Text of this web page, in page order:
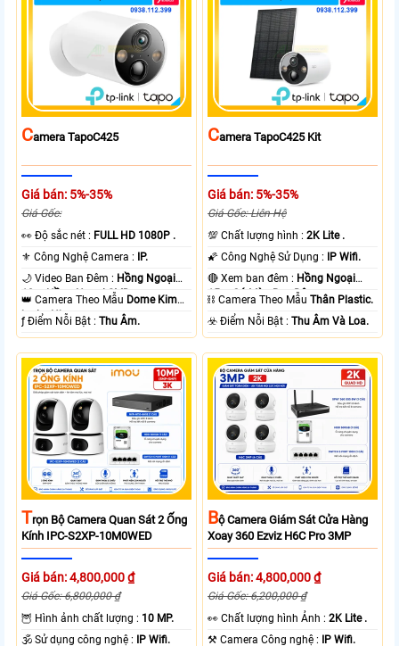
CAmera TapoC425
Giá bán: 5%-35%
Giá Gốc:
️👀 Độ sắc nét : FULL HD 1080P .
⚜️ Công Nghệ Camera : IP.
🌙 Video Ban Đêm : Hồng Ngoại
10m Hồng Ngoại SMD.
👑 Camera Theo Mẫu Dome Kim
loại + Nhựa.
️ƒ Điểm Nỗi Bật :Thu Âm.
CAmera TapoC425 Kit
Giá bán: 5%-35%
Giá Gốc: Liên Hệ
💯 Chất lượng hình :2K Lite .
🌠 Công Nghệ Sử Dụng : IP Wifi.
🔴 Xem ban đêm : Hồng Ngoại
15m Có Màu Ban Ðêm.
⛓ Camera Theo MẫuThân Plastic.
️☣️ Điểm Nỗi Bật :Thu Âm Và Loa.
TRọn Bộ Camera Quan Sát 2 Ống
Kính IPC-S2XP-10M0WED
Giá bán: 4,800,000 ₫
Giá Gốc: 6,800,000 ₫
🦉 Hình ảnh chất lượng : 10 MP.
🕉️ Sử dụng công nghệ : IP Wifi.
BỘ Camera Giám Sát Cửa Hàng
Xoay 360 Ezviz H6C Pro 3MP
Giá bán: 4,800,000 ₫
Giá Gốc: 6,200,000 ₫
️👀 Chất lượng hình Ảnh :2K Lite .
⚒ Camera Công nghệ : IP Wifi.